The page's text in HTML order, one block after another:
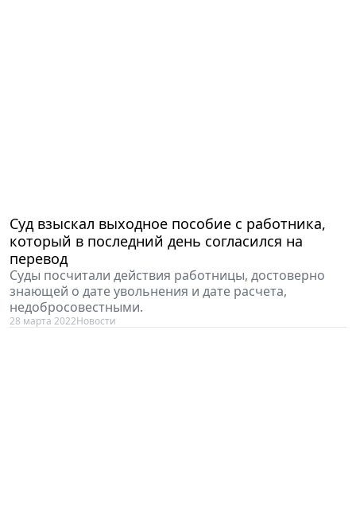
Суд взыскал выходное пособие с работника,
который в последний день согласился на
перевод
Суды посчитали действия работницы, достоверно
знающей о дате увольнения и дате расчета,
недобросовестными.
28 марта 2022Новости